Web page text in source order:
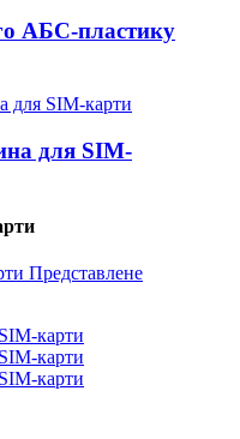
АБС-пластику
для SIM-